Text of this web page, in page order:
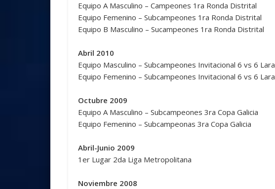
Equipo A Masculino – Campeones 1ra Ronda Distrital
Equipo Femenino – Subcampeones 1ra Ronda Distrital
Equipo B Masculino – Sucampeones 1ra Ronda Distrital
Abril 2010
Equipo Masculino – Subcampeones Invitacional 6 vs 6 Lara
Equipo Femenino – Subcampeones Invitacional 6 vs 6 Lara
Octubre 2009
Equipo A Masculino – Subcampeones 3ra Copa Galicia
Equipo Femenino – Subcampeonas 3ra Copa Galicia
Abril-Junio 2009
1er Lugar 2da Liga Metropolitana
Noviembre 2008